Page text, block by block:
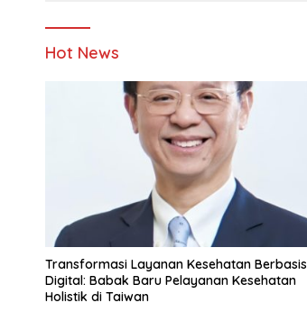
Hot News
Transformasi Layanan Kesehatan Berbasis
Digital: Babak Baru Pelayanan Kesehatan
Holistik di Taiwan